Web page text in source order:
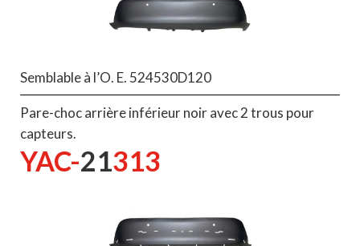
Semblable à l’O. E. 524530D120
Pare-choc arrière inférieur noir avec 2 trous pour
capteurs.
YAC-21313